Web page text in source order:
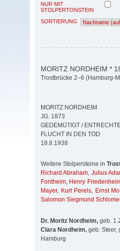
NUR MIT
STOLPERTONSTEIN
SORTIERUNG
MORITZ NORDHEIM *
Trostbrücke 2–6 (Hamburg-
MORITZ NORDHEIM
JG. 1873
GEDEMÜTIGT /
FLUCHT IN DEN TOD
18.8.1938
Weitere Stolpersteine in
Richard Abraham, Julius
Fontheim, Henry
Mayer, Kurt Perels, Ernst
Salomon Siegmund
Dr. Moritz Nordheim, geb.
Clara Nordheim, geb. Steer,
Hamburg